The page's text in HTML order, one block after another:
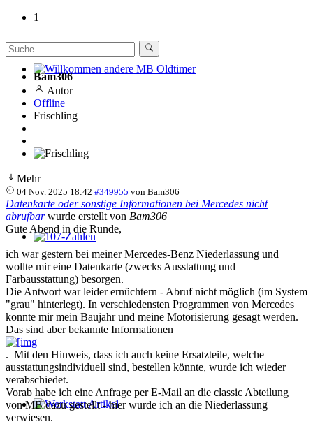
Willkommen andere MB Oldtimer
107-Zahlen
Werkstatt Artikel
1
Bam306
Autor
Offline
Frischling
Mehr
04 Nov. 2025 18:42 #349955 vonBam306
Datenkarte oder sonstige Informationen bei Mercedes nicht
abrufbarwurde erstellt von Bam306
Gute Abend in die Runde,
ich war gestern bei meiner Mercedes-Benz Niederlassung und
wollte mir eine Datenkarte (zwecks Ausstattung und
Farbausstattung) besorgen.
Die Antwort war leider ernüchtern - Abruf nicht möglich (im System
"grau" hinterlegt). In verschiedensten Programmen von Mercedes
konnte mir mein Baujahr und meine Motorisierung gesagt werden.
Das sind aber bekannte Informationen
. Mit den Hinweis, dass ich auch keine Ersatzteile, welche
ausstattungsindividuell sind, bestellen könnte, wurde ich wieder
verabschiedet.
Vorab habe ich eine Anfrage per E-Mail an die classic Abteilung
von MB dazu gestellt - hier wurde ich an die Niederlassung
verwiesen.